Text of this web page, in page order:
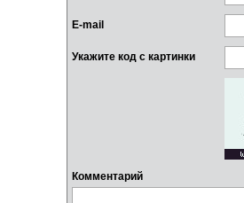
E-mail
Укажите код с картинки
Комментарий